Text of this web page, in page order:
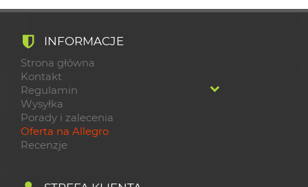
INFORMACJE
Strona główna
Kontakt
Regulamin
Wysyłka
Porady i zalecenia
Oferta na Allegro
Recenzje